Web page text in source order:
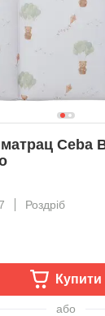
Ceba
Роздріб
Купити
або